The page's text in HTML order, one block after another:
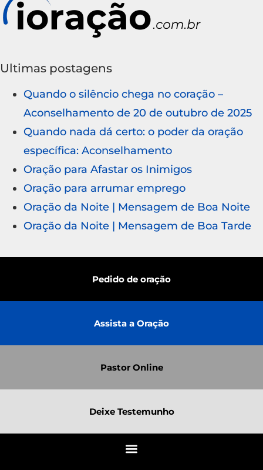
Ultimas postagens
Quando o silêncio chega no coração –
Aconselhamento de 20 de outubro de 2025
Quando nada dá certo: o poder da oração
específica: Aconselhamento
Oração para Afastar os Inimigos
Oração para arrumar emprego
Oração da Noite | Mensagem de Boa Noite
Oração da Noite | Mensagem de Boa Tarde
Pedido de oração
Assista a Oração
Pastor Online
Deixe Testemunho